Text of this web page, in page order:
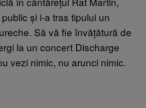
și i-a tras tipului un
Să vă fie învățătură de
la un concert Discharge
vezi nimic, nu arunci nimic.